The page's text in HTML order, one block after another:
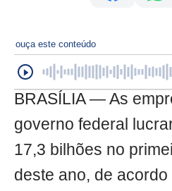
ouça este conteúdo
BRASÍLIA — As
governo federal
17,3 bilhões no
deste ano, de